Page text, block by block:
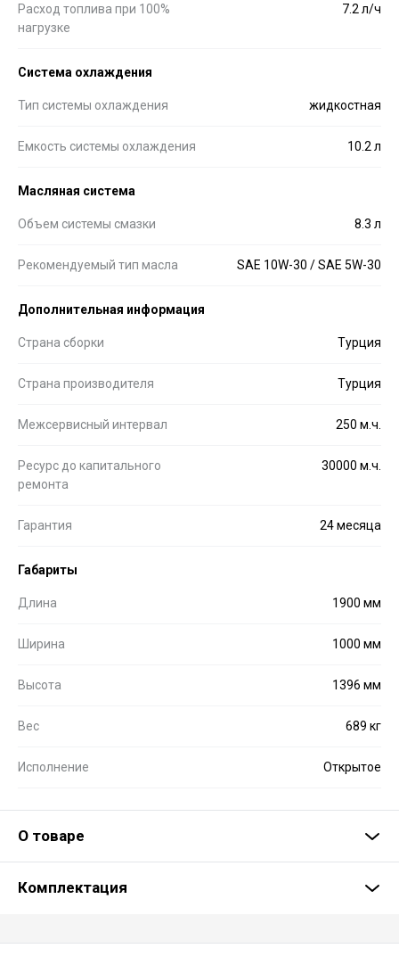
Расход топлива при 100%
нагрузке
7.2 л/ч
Система охлаждения
Тип системы охлаждения жидкостная
Емкость системы охлаждения 10.2 л
Масляная система
Объем системы смазки 8.3 л
Рекомендуемый тип масла SAE 10W-30 / SAE 5W-30
Дополнительная информация
Страна сборки Турция
Страна производителя Турция
Межсервисный интервал 250 м.ч.
Ресурс до капитального
ремонта
30000 м.ч.
Гарантия 24 месяца
Габариты
Длина 1900 мм
Ширина 1000 мм
Высота 1396 мм
Вес 689 кг
Исполнение Открытое
О товаре
Комплектация